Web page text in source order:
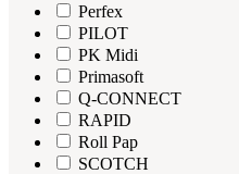
Perfex
PILOT
PK Midi
Primasoft
Q-CONNECT
RAPID
Roll Pap
SCOTCH